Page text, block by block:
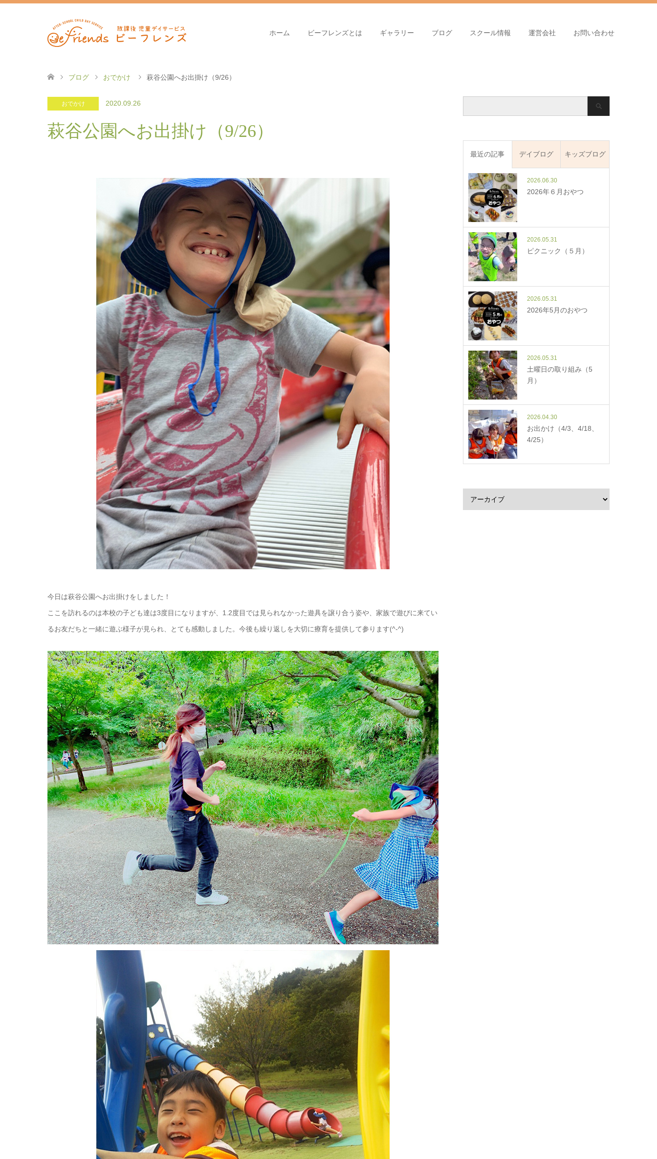
ホーム ビーフレンズとは ギャラリー ブログ スクール情報 運営会社 お問い合わせ
ブログ おでかけ 萩谷公園へお出掛け（9/26）
おでかけ 2020.09.26
萩谷公園へお出掛け（9/26）
今日は萩谷公園へお出掛けをしました！
ここを訪れるのは本校の子ども達は3度目になりますが、1.2度目では見られなかった遊具を譲り合う姿や、家族で遊びに来てい
るお友だちと一緒に遊ぶ様子が見られ、とても感動しました。今後も繰り返しを大切に療育を提供して参ります(^-^)
最近の記事 デイブログ キッズブログ
2026.06.30
2026年６月おやつ
2026.05.31
ピクニック（５月）
2026.05.31
2026年5月のおやつ
2026.05.31
土曜日の取り組み（5
月）
2026.04.30
お出かけ（4/3、4/18、
4/25）